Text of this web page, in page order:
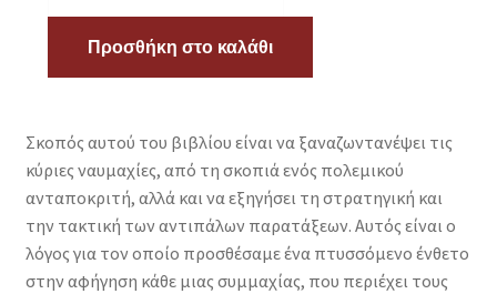
ναυμαχίες
Σαλαμίνα
ως
το
Μίντγουεϊ
ποσότητα
Προσθήκη στο καλάθι
Σκοπός αυτού του βιβλίου είναι να ξαναζωντανέψει τις
κύριες ναυμαχίες, από τη σκοπιά ενός πολεμικού
ανταποκριτή, αλλά και να εξηγήσει τη στρατηγική και
την τακτική των αντιπάλων παρατάξεων. Αυτός είναι ο
λόγος για τον οποίο προσθέσαμε ένα πτυσσόμενο ένθετο
στην αφήγηση κάθε μιας συμμαχίας, που περιέχει τους